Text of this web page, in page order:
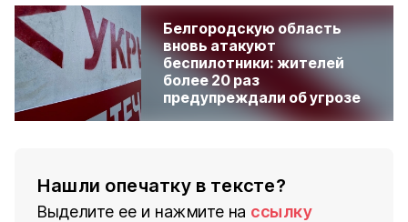
Белгородскую область
вновь атакуют
беспилотники: жителей
более 20 раз
предупреждали об угрозе
Нашли опечатку в тексте?
Выделите ее и нажмите на ссылку